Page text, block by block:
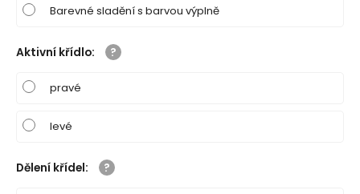
Barevné sladění s barvou výplně
Aktivní křídlo:
pravé
levé
Dělení křídel: